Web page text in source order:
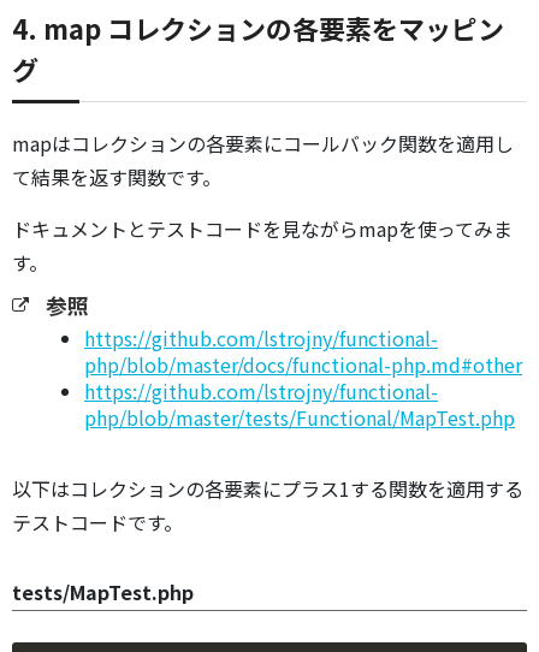
4. map コレクションの各要素をマッピン
グ
mapはコレクションの各要素にコールバック関数を適用し
て結果を返す関数です。
ドキュメントとテストコードを見ながらmapを使ってみま
す。
参照
https://github.com/lstrojny/functional-
php/blob/master/docs/functional-php.md#other
https://github.com/lstrojny/functional-
php/blob/master/tests/Functional/MapTest.php
以下はコレクションの各要素にプラス1する関数を適用する
テストコードです。
tests/MapTest.php